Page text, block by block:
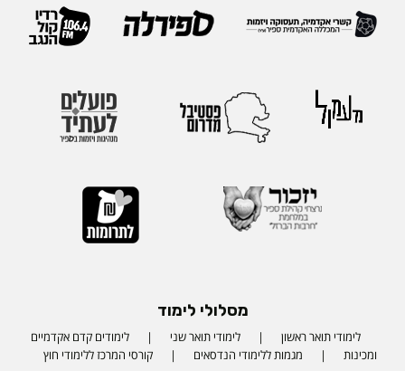
מסלולי לימוד
לימודי תואר ראשון לימודי תואר שני
לימודים קדם אקדמיים
ומכינות
מגמות ללימודי הנדסאים קורסי המרכז ללימודי חוץ